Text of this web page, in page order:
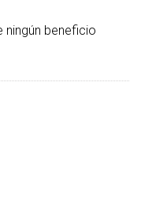
ningún beneficio